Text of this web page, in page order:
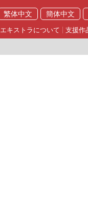
繁体中文 簡体中文
エキストラについて 支援作